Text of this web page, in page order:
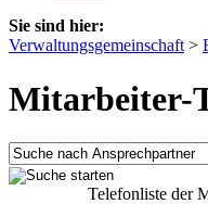
Sie sind hier:
Verwaltungsgemeinschaft >
Mitarbeiter-
Telefonliste der